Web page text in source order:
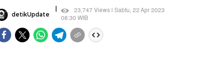
detikUpdate |
23,747 Views | Sabtu, 22 Apr 2023
08:30 WIB